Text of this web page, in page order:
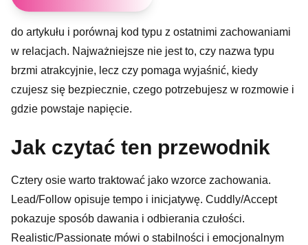
do artykułu i porównaj kod typu z ostatnimi zachowaniami
w relacjach. Najważniejsze nie jest to, czy nazwa typu
brzmi atrakcyjnie, lecz czy pomaga wyjaśnić, kiedy
czujesz się bezpiecznie, czego potrzebujesz w rozmowie i
gdzie powstaje napięcie.
Jak czytać ten przewodnik
Cztery osie warto traktować jako wzorce zachowania.
Lead/Follow opisuje tempo i inicjatywę. Cuddly/Accept
pokazuje sposób dawania i odbierania czułości.
Realistic/Passionate mówi o stabilności i emocjonalnym